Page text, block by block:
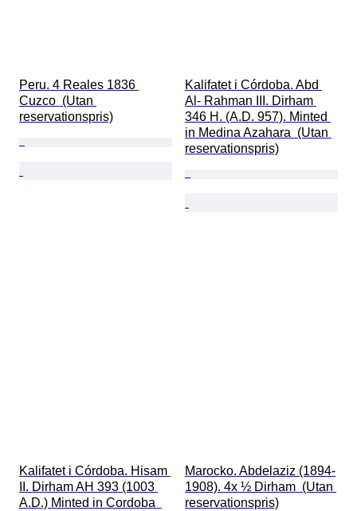
Peru. 4 Reales 1836
Cuzco  (Utan
reservationspris)
Kalifatet i Córdoba. Abd
Al- Rahman III. Dirham
346 H. (A.D. 957). Minted
in Medina Azahara  (Utan
reservationspris)
Kalifatet i Córdoba. Hisam
II. Dirham AH 393 (1003
A.D.) Minted in Cordoba
Marocko. Abdelaziz (1894-
1908). 4x ½ Dirham  (Utan
reservationspris)